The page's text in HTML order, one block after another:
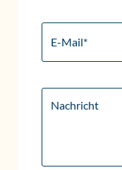
E-Mail*
Nachricht